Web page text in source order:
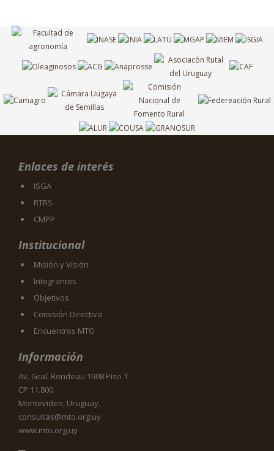
Enlaces de interés
ISGA
RTRS
CMPP
Institucional
Misión y Visión
Integrantes
Objetivos
Comisión Directiva
Encuentros MTO
Información
Av. Gral. Rondeau 1908 Piso 1
CP 11.800
Montevideo, Uruguay.
consultas@mto.org.uy
www.mto.org.uy